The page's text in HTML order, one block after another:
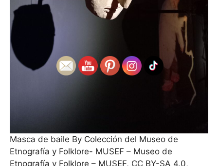
Masca de baile By Colección del Museo de
Etnografía y Folklore- MUSEF – Museo de
Etnografía y Folklore – MUSEF, CC BY-SA 4.0,